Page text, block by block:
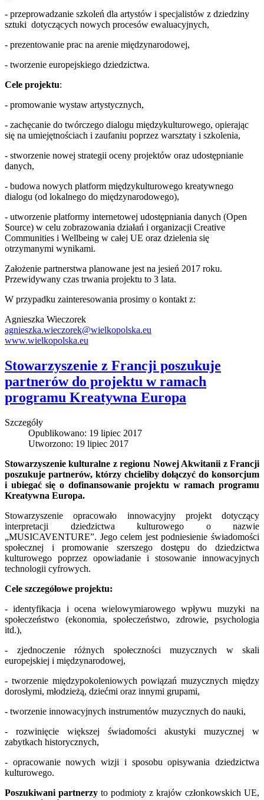
- przeprowadzanie szkoleń dla artystów i specjalistów z dziedziny
sztuki dotyczących nowych procesów ewaluacyjnych,
- prezentowanie prac na arenie międzynarodowej,
- tworzenie europejskiego dziedzictwa.
Cele projektu:
- promowanie wystaw artystycznych,
- zachęcanie do twórczego dialogu międzykulturowego, opierając
się na umiejętnościach i zaufaniu poprzez warsztaty i szkolenia,
- stworzenie nowej strategii oceny projektów oraz udostępnianie
danych,
- budowa nowych platform międzykulturowego kreatywnego
dialogu (od lokalnego do międzynarodowego),
- utworzenie platformy internetowej udostępniania danych (Open
Source) w celu zobrazowania działań i organizacji Creative
Communities i Wellbeing w całej UE oraz dzielenia się
otrzymanymi wynikami.
Założenie partnerstwa planowane jest na jesień 2017 roku.
Przewidywany czas trwania projektu to 3 lata.
W przypadku zainteresowania prosimy o kontakt z:
Agnieszka Wieczorek
agnieszka.wieczorek@wielkopolska.eu
www.wielkopolska.eu
Stowarzyszenie z Francji poszukuje
partnerów do projektu w ramach
programu Kreatywna Europa
Szczegóły
Opublikowano: 19 lipiec 2017
Utworzono: 19 lipiec 2017
Stowarzyszenie kulturalne z regionu Nowej Akwitanii z Francji
poszukuje partnerów, którzy chcieliby dołączyć do konsorcjum
i ubiegać się o dofinansowanie projektu w ramach programu
Kreatywna Europa.
Stowarzyszenie opracowało innowacyjny projekt dotyczący
interpretacji dziedzictwa kulturowego o nazwie
„MUSICAVENTURE”. Jego celem jest podniesienie świadomości
społecznej i promowanie szerszego dostępu do dziedzictwa
kulturowego poprzez opowiadanie i stosowanie innowacyjnych
technologii cyfrowych.
Cele szczegółowe projektu:
- identyfikacja i ocena wielowymiarowego wpływu muzyki na
społeczeństwo (ekonomia, społeczeństwo, zdrowie, psychologia
itd.),
- zjednoczenie różnych społeczności muzycznych w skali
europejskiej i międzynarodowej,
- tworzenie międzypokoleniowych powiązań muzycznych między
dorosłymi, młodzieżą, dziećmi oraz innymi grupami,
- tworzenie innowacyjnych instrumentów muzycznych do nauki,
- rozwinięcie większej świadomości akustyki muzycznej w
zabytkach historycznych,
- opracowanie nowych wizji i sposobu opisywania dziedzictwa
kulturowego.
Poszukiwani partnerzy to podmioty z krajów członkowskich UE,